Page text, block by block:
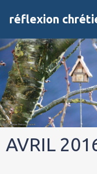
réflexion
AVRIL